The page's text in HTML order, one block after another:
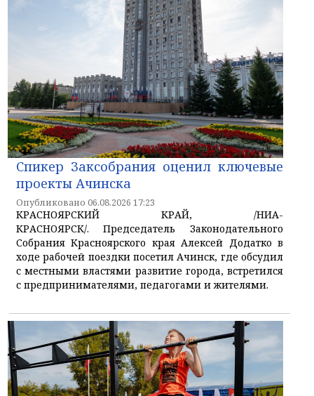
Спикер Заксобрания оценил ключевые
проекты Ачинска
Опубликовано 06.08.2026 17:23
КРАСНОЯРСКИЙ КРАЙ, /НИА-
КРАСНОЯРСК/. Председатель Законодательного
Собрания Красноярского края Алексей Додатко в
ходе рабочей поездки посетил Ачинск, где обсудил
с местными властями развитие города, встретился
с предпринимателями, педагогами и жителями.